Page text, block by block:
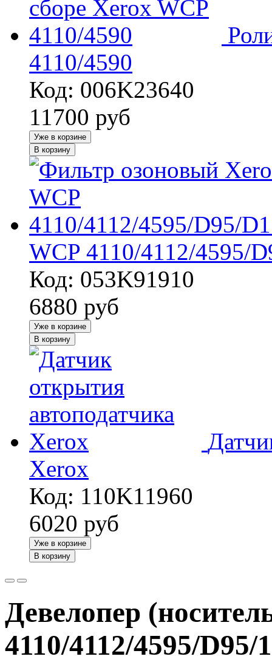
4110/4590
Код: 006K23640
11700 руб
Уже в корзине
В корзину
WCP 4110/4112/4595/
Код: 053K91910
6880 руб
Уже в корзине
В корзину
Xerox
Код: 110K11960
6020 руб
Уже в корзине
В корзину
Девелопер
4110/4112/4595/D95/